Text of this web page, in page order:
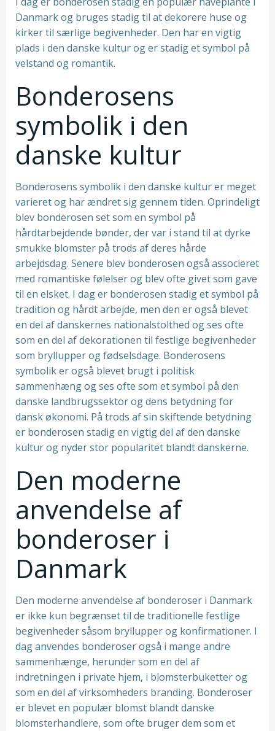
Danmark og bruges stadig til at dekorere huse og
kirker til særlige begivenheder. Den har en vigtig
plads i den danske kultur og er stadig et symbol på
velstand og romantik.
Bonderosens
symbolik i den
danske kultur
Bonderosens symbolik i den danske kultur er meget
varieret og har ændret sig gennem tiden. Oprindeligt
blev bonderosen set som en symbol på
hårdtarbejdende bønder, der var i stand til at dyrke
smukke blomster på trods af deres hårde
arbejdsdag. Senere blev bonderosen også associeret
med romantiske følelser og blev ofte givet som gave
til en elsket. I dag er bonderosen stadig et symbol på
tradition og hårdt arbejde, men den er også blevet
en del af danskernes nationalstolthed og ses ofte
som en del af dekorationen til festlige begivenheder
som bryllupper og fødselsdage. Bonderosens
symbolik er også blevet brugt i politisk
sammenhæng og ses ofte som et symbol på den
danske landbrugssektor og dens betydning for
dansk økonomi. På trods af sin skiftende betydning
er bonderosen stadig en vigtig del af den danske
kultur og nyder stor popularitet blandt danskerne.
Den moderne
anvendelse af
bonderoser i
Danmark
Den moderne anvendelse af bonderoser i Danmark
er ikke kun begrænset til de traditionelle festlige
begivenheder såsom bryllupper og konfirmationer. I
dag anvendes bonderoser også i mange andre
sammenhænge, herunder som en del af
indretningen i private hjem, i blomsterbuketter og
som en del af virksomheders branding. Bonderoser
er blevet en populær blomst blandt danske
blomsterhandlere, som ofte bruger dem som et